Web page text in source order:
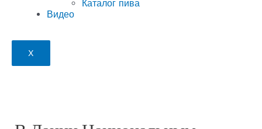
Каталог пива
Видео
X